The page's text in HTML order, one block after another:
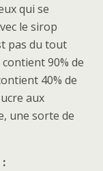
qui se
le sirop
pas du tout
90% de
40% de
aux
une sorte de